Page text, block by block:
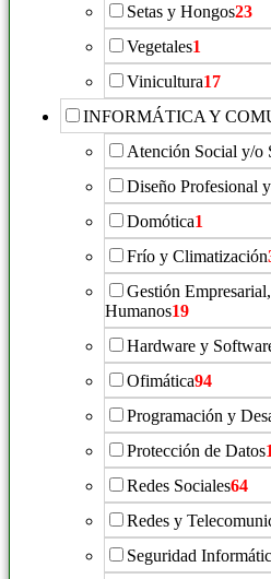
Setas y Hongos23
Vegetales1
Vinicultura17
INFORMÁTICA Y
Atención Social y/o
Diseño Profesional
Domótica1
Frío y Climatización
Gestión
Humanos19
Hardware y
Ofimática94
Programación y
Protección de Datos
Redes Sociales64
Redes y
Seguridad